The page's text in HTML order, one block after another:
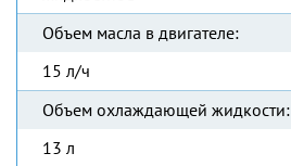
Объем масла в двигателе:
15 л/ч
Объем охлаждающей жидкости:
13 л